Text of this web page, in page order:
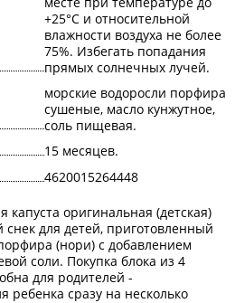
+25°С и относительной
влажности воздуха не более
75%. Избегать попадания
прямых солнечных лучей.
морские водоросли порфира
сушеные, масло кунжутное,
соль пищевая.
15 месяцев.
4620015264448
капуста оригинальная (детская)
для детей, приготовленный
(нори) с добавлением
соли. Покупка блока из 4
для родителей -
ребенка сразу на несколько